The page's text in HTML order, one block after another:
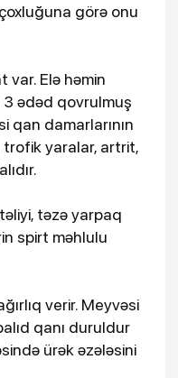
görə onu
var. Elə həmin
3 ədəd qovrulmuş
qan damarlarının
trofik yaralar, artrit,
təzə yarpaq
spirt məhlulu
verir. Meyvəsi
qanı duruldur
ürək əzələsini